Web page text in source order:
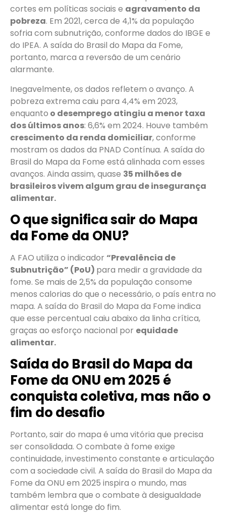
cortes em políticas sociais e agravamento da
pobreza. Em 2021, cerca de 4,1% da população
sofria com subnutrição, conforme dados do IBGE e
do IPEA. A saída do Brasil do Mapa da Fome,
portanto, marca a reversão de um cenário
alarmante.
Inegavelmente, os dados refletem o avanço. A
pobreza extrema caiu para 4,4% em 2023,
enquanto o desemprego atingiu a menor taxa
dos últimos anos: 6,6% em 2024. Houve também
crescimento da renda domiciliar, conforme
mostram os dados da PNAD Contínua. A saída do
Brasil do Mapa da Fome está alinhada com esses
avanços. Ainda assim, quase 35 milhões de
brasileiros vivem algum grau de insegurança
alimentar.
O que significa sair do Mapa
da Fome da ONU?
A FAO utiliza o indicador “Prevalência de
Subnutrição” (PoU) para medir a gravidade da
fome. Se mais de 2,5% da população consome
menos calorias do que o necessário, o país entra no
mapa. A saída do Brasil do Mapa da Fome indica
que esse percentual caiu abaixo da linha crítica,
graças ao esforço nacional por equidade
alimentar.
Saída do Brasil do Mapa da
Fome da ONU em 2025 é
conquista coletiva, mas não o
fim do desafio
Portanto, sair do mapa é uma vitória que precisa
ser consolidada. O combate à fome exige
continuidade, investimento constante e articulação
com a sociedade civil. A saída do Brasil do Mapa da
Fome da ONU em 2025 inspira o mundo, mas
também lembra que o combate à desigualdade
alimentar está longe do fim.